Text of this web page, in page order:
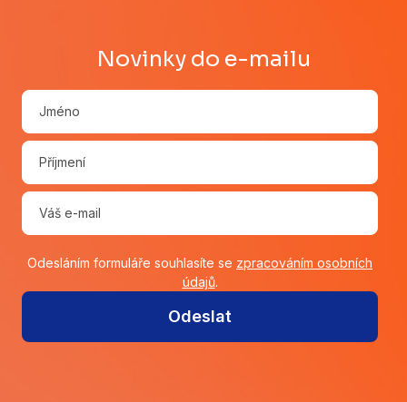
Novinky do e-mailu
Odesláním formuláře souhlasíte se zpracováním osobních
údajů.
Odeslat